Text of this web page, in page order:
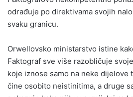
odrađuje po direktivama svojih
svaku granicu.
Orwellovsko ministarstvo istine
Faktograf sve više razobličuje
koje iznose samo na neke dijelove
čine osobito neistinitima, a druge